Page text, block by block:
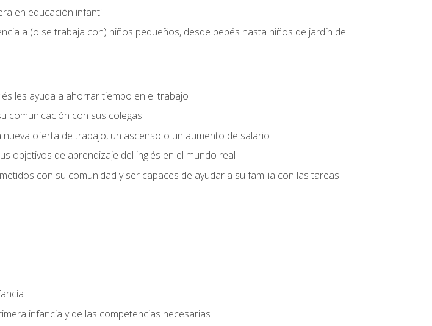
en educación infantil
a (o se trabaja con) niños pequeños, desde bebés hasta niños de jardín de
les ayuda a ahorrar tiempo en el trabajo
comunicación con sus colegas
oferta de trabajo, un ascenso o un aumento de salario
objetivos de aprendizaje del inglés en el mundo real
con su comunidad y ser capaces de ayudar a su familia con las tareas
infancia y de las competencias necesarias